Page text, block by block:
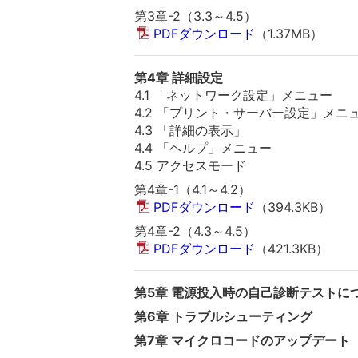
第3章-2（3.3～4.5）
PDFダウンロード （1.37MB）
第4章 詳細設定
4.1 「ネットワーク設定」メニュー
4.2 「プリント・サーバー設定」メニ
4.3 「詳細の表示」
4.4 「ヘルプ」メニュー
4.5 アクセスモード
第4章-1（4.1～4.2）
PDFダウンロード （394.3KB）
第4章-2（4.3～4.5）
PDFダウンロード （421.3KB）
第5章 電源投入時の自己診断テストに
第6章 トラブルシューティング
第7章 マイクロコードのアップデート